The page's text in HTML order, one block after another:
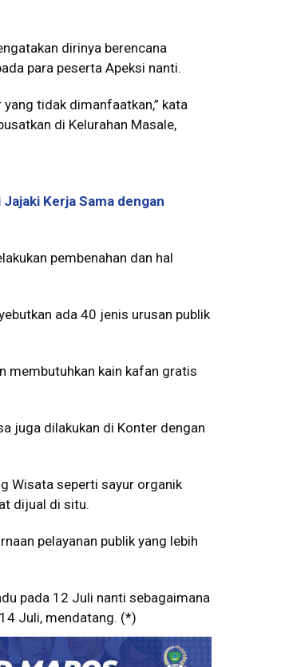
dirinya berencana
para peserta Apeksi nanti.
tidak dimanfaatkan,” kata
di Kelurahan Masale,
Kerja Sama dengan
pembenahan dan hal
ada 40 jenis urusan publik
membutuhkan kain kafan gratis
juga dilakukan di Konter dengan
Wisata seperti sayur organik
dijual di situ.
pelayanan publik yang lebih
pada 12 Juli nanti sebagaimana
Juli, mendatang. (*)